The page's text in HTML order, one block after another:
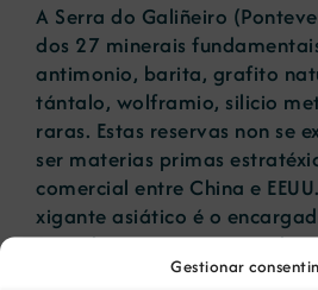
Gestionar
A Serra do Galiñeiro
dos 27 minerais
antimonio, barita, grafito
tántalo, wolframio, silicio
raras. Estas reservas non se
ser materias primas
comercial entre China e
xigante asiático é o
86% das terras raras usadas
industria tecnolóxica.